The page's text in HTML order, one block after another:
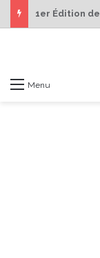
Menu